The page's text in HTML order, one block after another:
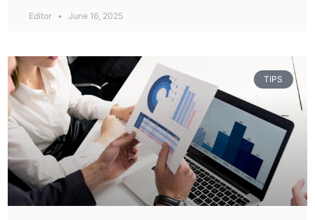
Editor June 16, 2025
TIPS